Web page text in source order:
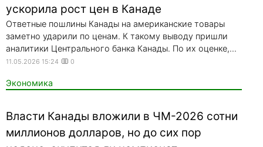
ускорила рост цен в Канаде
Ответные пошлины Канады на американские товары
заметно ударили по ценам. К такому выводу пришли
аналитики Центрального банка Канады. По их оценке,...
11.05.2026 15:24 0
Экономика
Власти Канады вложили в ЧМ-2026 сотни
миллионов долларов, но до сих пор